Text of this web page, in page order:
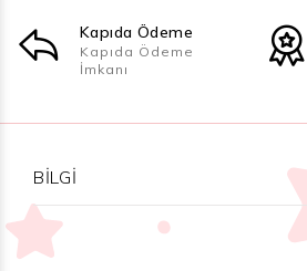
Kapıda Ödeme
Kapıda Ödeme
İmkanı
BILGI